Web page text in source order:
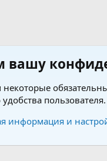
пользователя.
информация и